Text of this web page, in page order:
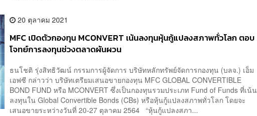
20 ตุลาคม 2021
MFC เปิดตัวกองทุน MCONVERT เน้นลงทุนหุ้นกู้แปลงสภาพทั่วโลก ตอบ
โจทย์การลงทุนช่วงตลาดผันผวน
ธนโชติ รุ่งสิทธิวัฒน์ กรรมการผู้จัดการ บริษัทหลักทรัพย์จัดการกองทุน (บลจ.) เอ็ม
เอฟซี กล่าวว่า บริษัทเตรียมเสนอขายกองทุน MFC GLOBAL CONVERTIBLE
BOND FUND หรือ MCONVERT ซึ่งเป็นกองทุนรวมประเภท Fund of Funds ที่เน้น
ลงทุนใน Global Convertible Bonds (CBs) หรือหุ้นกู้แปลงสภาพทั่วโลก โดยจะ
เสนอขายระหว่างวันที่ 20-27 ตุลาคม 2564 “หุ้นกู้แปลงสภา...